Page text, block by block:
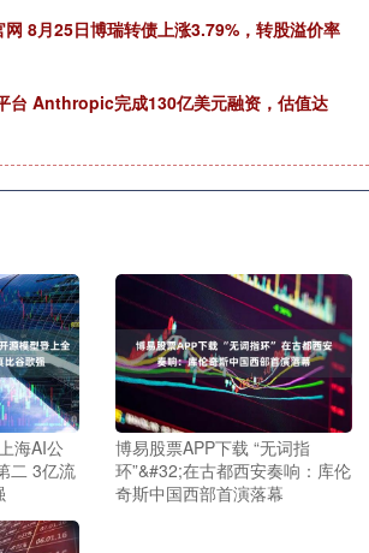
网 8月25日博瑞转债上涨3.79%，转股溢价率
台 Anthropic完成130亿美元融资，估值达
海AI公
二 3亿流
博易股票APP下载 “无词指
环”&#32;在古都西安奏响：库伦
奇斯中国西部首演落幕